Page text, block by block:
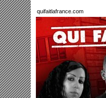
quifaitlafrance.com